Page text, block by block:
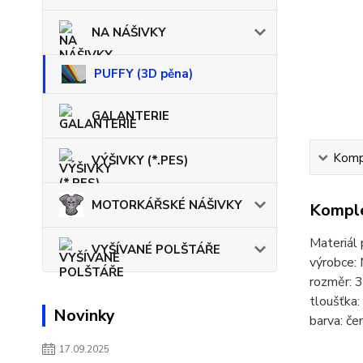
NA NÁŠIVKY
PUFFY (3D pěna)
GALANTERIE
VÝŠIVKY (*.PES)
MOTORKÁŘSKÉ NÁŠIVKY
VYŠÍVANÉ POLŠTÁŘE
Novinky
17.09.2025
Materiál
výrobce:
rozměr:
tloušťka:
barva: